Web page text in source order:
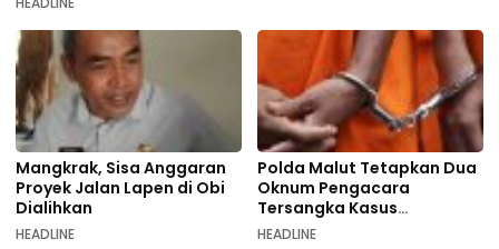
Mangkrak, Sisa Anggaran
Proyek Jalan Lapen di Obi
Dialihkan
HEADLINE
Polda Malut Tetapkan Dua
Oknum Pengacara
Tersangka Kasus
Pemalsuan Dokumen
HEADLINE